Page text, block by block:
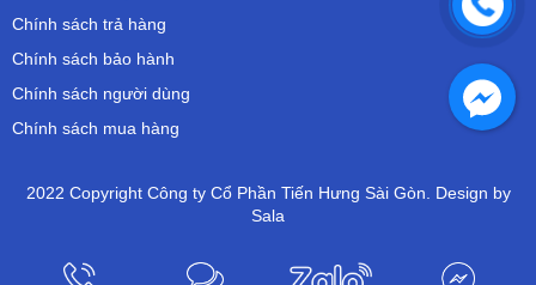
Chính sách trả hàng
Chính sách bảo hành
Chính sách người dùng
Chính sách mua hàng
2022 Copyright Công ty Cổ Phần Tiến Hưng Sài Gòn. Design by
Sala